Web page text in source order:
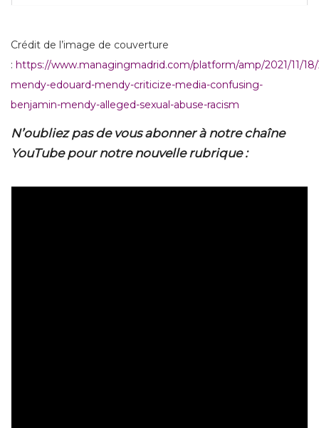
Crédit de l’image de couverture
: https://www.managingmadrid.com/platform/amp/2021/11/
mendy-edouard-mendy-criticize-media-confusing-
benjamin-mendy-alleged-sexual-abuse-racism
N’oubliez pas de vous abonner à notre chaîne
YouTube pour notre nouvelle rubrique :